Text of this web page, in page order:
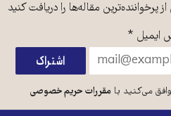
پرخواننده‌ترین مقاله‌ها را دریافت کنید
ایمیل *
می‌کنید بامقررات حریم خصوصی